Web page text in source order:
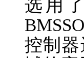
选用
控制